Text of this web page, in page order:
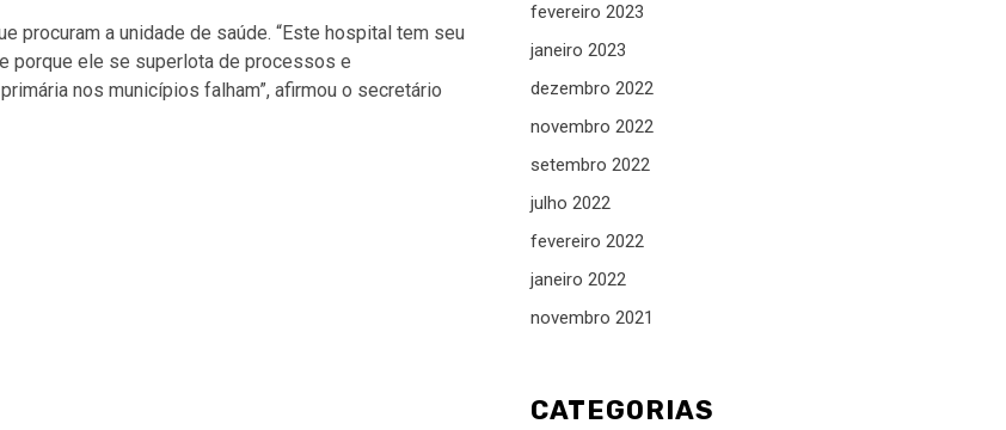
procuram a unidade de saúde. “Este hospital tem seu
porque ele se superlota de processos e
nos municípios falham”, afirmou o secretário
fevereiro 2023
janeiro 2023
dezembro 2022
novembro 2022
setembro 2022
julho 2022
fevereiro 2022
janeiro 2022
novembro 2021
CATEGORIAS